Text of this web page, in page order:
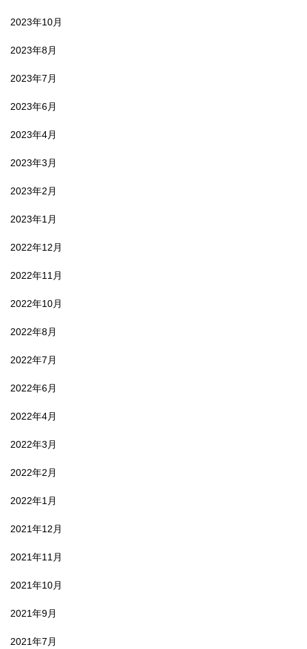
2023年10月
2023年8月
2023年7月
2023年6月
2023年4月
2023年3月
2023年2月
2023年1月
2022年12月
2022年11月
2022年10月
2022年8月
2022年7月
2022年6月
2022年4月
2022年3月
2022年2月
2022年1月
2021年12月
2021年11月
2021年10月
2021年9月
2021年7月